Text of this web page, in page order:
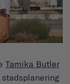
Tamika Butler